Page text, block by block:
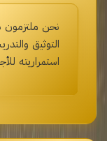
نحن ملتزمون
التوثيق
استمراريته